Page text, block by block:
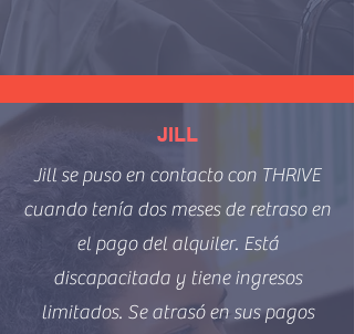
JILL
Jill se puso en contacto con THRIVE
cuando tenía dos meses de retraso en
el pago del alquiler. Está
discapacitada y tiene ingresos
limitados. Se atrasó en sus pagos